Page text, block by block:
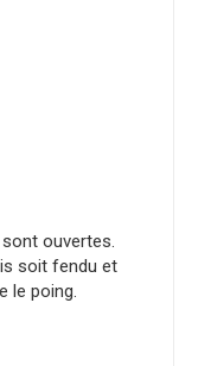
ouvertes.
soit fendu et
le poing.